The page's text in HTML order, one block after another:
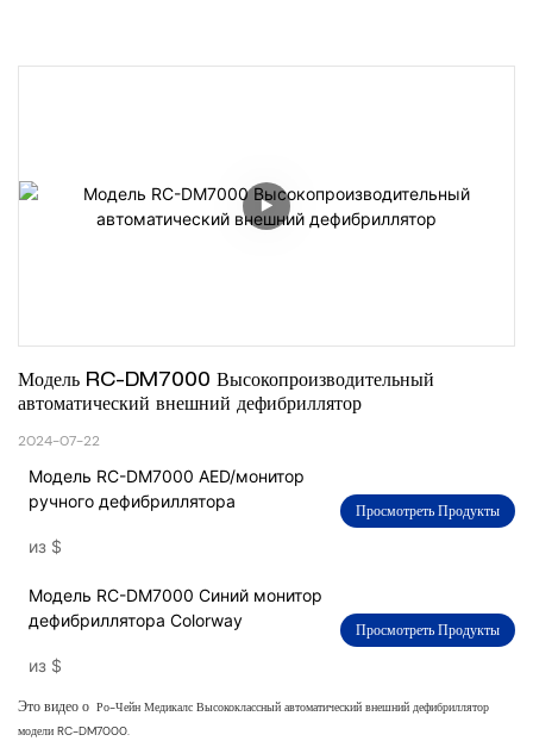
Модель RC-DM7000 Высокопроизводительный
автоматический внешний дефибриллятор
2024-07-22
Модель RC-DM7000 AED/монитор
ручного дефибриллятора
из $
Просмотреть Продукты
Модель RC-DM7000 Синий монитор
дефибриллятора Colorway
из $
Просмотреть Продукты
Это видео о Ро-Чейн Медикалс Высококлассный автоматический внешний дефибриллятор
модели RC-DM7000.